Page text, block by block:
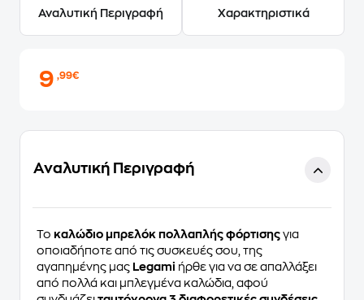
Αναλυτική Περιγραφή Χαρακτηριστικά
9,99€
Αναλυτική Περιγραφή
To καλώδιο μπρελόκ πολλαπλής φόρτισης για
οποιαδήποτε από τις συσκευές σου, της
αγαπημένης μας Legami ήρθε για να σε απαλλάξει
από πολλά και μπλεγμένα καλώδια, αφού